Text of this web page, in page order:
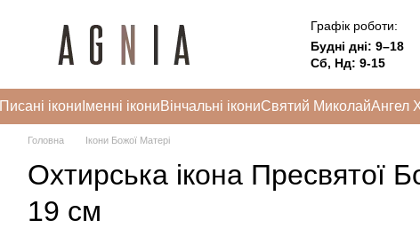
Графік роботи:
Будні дні: 9–18
Сб, Нд: 9-15
Писані ікони Іменні ікониВінчальні ікониСвятий МиколайАнгел
Головна Ікони Божої Матері
Охтирська ікона Пресвятої
19 см